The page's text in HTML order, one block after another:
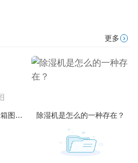
更多
安诗曼工业温恒湿试验箱图片／安诗曼工业温恒湿试验箱样板图 除湿机是怎么的一种存在？